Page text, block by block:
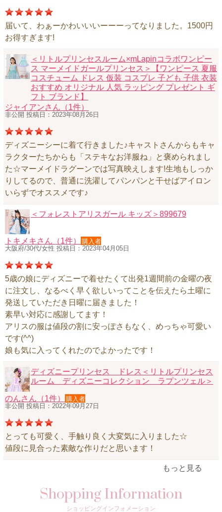
届いて、わぁーかわいいいーーーってなりました。1500円
お得すぎます!
＜リトルプリンセスルーム×mLapinコラボワンピー
ス マーメイドガールプリンセス＞【ワンピース 夏服
コスチューム ドレス 仮装 コスプレ 子ども 子供 衣装
おすすめ オリジナル 人気 ラッピング プレゼント ギ
フト ブランド】
ジャイアンさん（1件）
非公開 投稿日：2023年08月26日
ディズニーシーに着て行きました♪キャストさんからもキャ
ラクターたちからも「ステキなお洋服ね」と褒められまし
た☆マーメイドラグーンでは写真映えします!生地もしっか
りしてるので、普通に洗濯してパンパンと干せばアイロン
いらずでオススメです♪
＜フォレストアリスガール キッズ＞899679
トキメキさん（1件）
購入者
大阪府/30代/女性 投稿日：2023年04月05日
5歳の娘にディズニーで着せたくて出発1週間前の金曜の夜
に注文し、なるべく早く欲しいってことを伝えたら土曜に
発送していただき日曜に届きました！
素早い対応に感謝してます！
アリスの服は値段の割に安っぽさもなく、めっちゃ可愛い
です(^^)
娘も気に入ってくれたのでよかったです！
ディズニープリンセス ドレス＜リトルプリンセス
ルーム ディズニーコレクション ラプンツェル＞
のんさん（1件）
購入者
非公開 投稿日：2022年09月27日
とっても可愛く、手触り良く大変気に入りました☆
値段に見合った素敵な作りだと思います！
もっと見る
Shopping Information
ショッピングインフォメーション